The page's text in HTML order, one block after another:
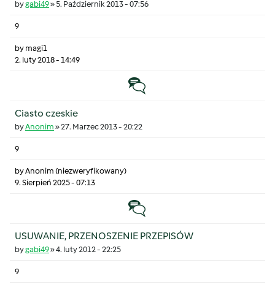
bygabi49» 5. Październik 2013 - 07:56
9
by magi1
2. luty 2018 - 14:49
Temat zwyczajny
Ciasto czeskie
byAnonim »27. Marzec 2013 - 20:22
9
byAnonim (niezweryfikowany)
9. Sierpień 2025 - 07:13
Temat zwyczajny
USUWANIE, PRZENOSZENIE PRZEPISÓW
bygabi49»4. luty 2012 - 22:25
9